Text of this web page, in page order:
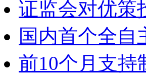
证监会对优策
国内首个全自
前10个月支持